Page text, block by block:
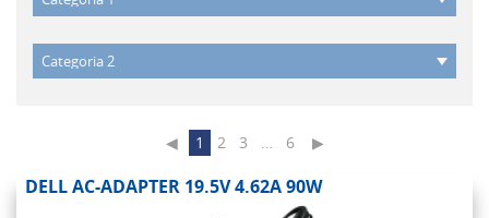
◀ 1 2 3 … 6 ▶
DELL AC-ADAPTER 19.5V 4.62A 90W